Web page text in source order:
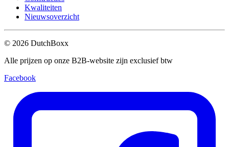
Kwaliteiten
Nieuwsoverzicht
© 2026 DutchBoxx
Alle prijzen op onze B2B-website zijn exclusief btw
Facebook